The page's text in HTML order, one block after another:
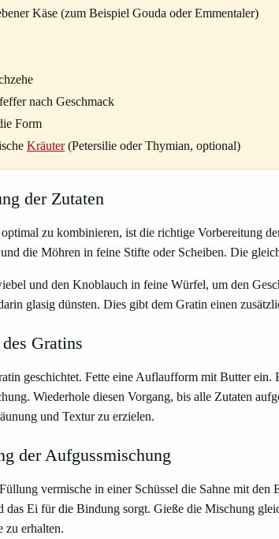
Käse (zum Beispiel Gouda oder Emmentaler)
nach Geschmack
Form
Kräuter(Petersilie oder Thymian, optional)
der Zutaten
zu kombinieren, ist die richtige Vorbereitung
die Möhren in feine Stifte oder Scheiben. Die
und den Knoblauch in feine Würfel, um den
glasig dünsten. Dies gibt dem Gratin einen
Gratins
geschichtet. Fette eine Auflaufform mit Butter
Wiederhole diesen Vorgang, bis alle Zutaten
und Textur zu erzielen.
der Aufgussmischung
vermische in einer Schüssel die Sahne mit
das Ei für die Bindung sorgt. Gieße die Mischung
zu erhalten.